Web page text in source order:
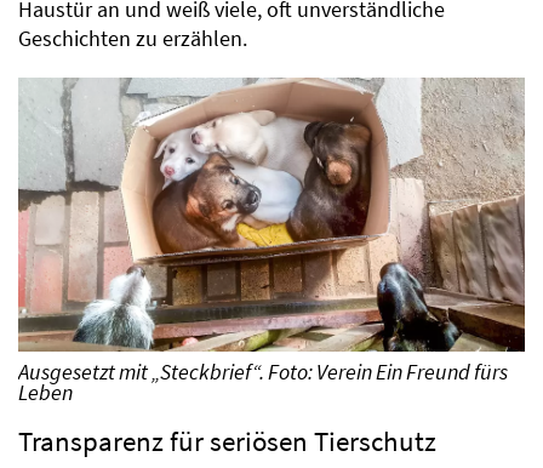
Haustür an und weiß viele, oft unverständliche
Geschichten zu erzählen.
Ausgesetzt mit „Steckbrief“. Foto: Verein Ein Freund fürs
Leben
Transparenz für seriösen Tierschutz